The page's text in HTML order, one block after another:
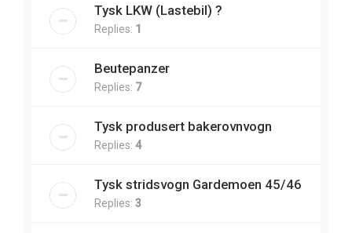
Tysk LKW (Lastebil) ?
Replies: 1
Beutepanzer
Replies: 7
Tysk produsert bakerovnvogn
Replies: 4
Tysk stridsvogn Gardemoen 45/46
Replies: 3